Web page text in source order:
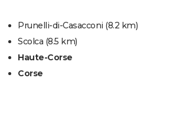
Prunelli-di-Casacconi (8.2 km)
Scolca (8.5 km)
Haute-Corse
Corse